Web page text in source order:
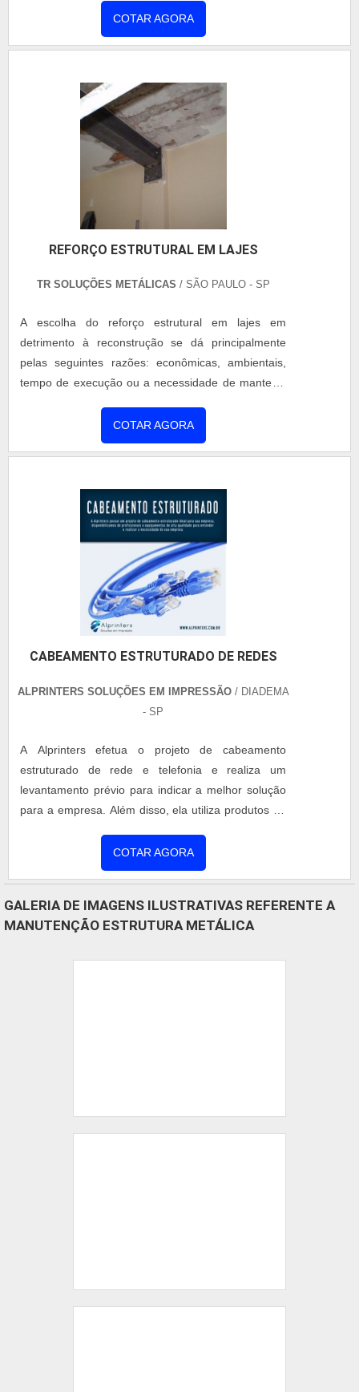
falamos do segmento de manutenções em
há de mais atual para garantir a qualidade final para
cada cliente. Dispõe de uma equipe eficiente que
espera seu contato para melhor atender.ALGUNS
DETALHES SOBRE A EMPRESAApenas na
Coberzip é possível encontrar o que há de melhor
diversas opções de itens oferecidos, como
montagem de sistemas de coberturas e painel
térmico com ótima qualidade e proteção.Com a
os serviços do ramo, além de contar com os
conquistando a confiança e a satisfação dos
clientes, que são os maiores objetivos da marca. A
Coberzip é uma empresa que tem sido preferência
no segmento pela seriedade e qualidade, que
garantem a melhor experiência de todos os
clientes.Aproveite a visita para acessar o nosso site
e saber mais sobre a empresa, nossos serviços e
nossos consultores e solicite um orçamento!
Quando se deseja procurar por estruturas
metálicas, certeza que descobrirá na referência do
de atuação.OUTRAS INFORMAÇÕES SOBRE
ESTRUTURAS METÁLICASSe alguém quer achar
estruturas tipo metálicas em uma empresa
comprometida com o meio ambiente, acha o site da
Teman. A empresa tem em seu escopo montagem
estruturas metálicas, oferecendo o que há de
sobre estruturas metálicas, sempre deve-se buscar
uma empresa que tenha produtos e serviços com
primordiais que são deixados de lado por muitas
empresas que não focam na fidelização do
cliente.Existem muitas formas diferentes de
demonstrar conhecimento e autoridade em sua
treinados de alto nível;Trabalhadores de alta
ponta;Equipamentos de última geração. A MELHOR
EMPRESA NO SEGMENTOSomente na Teman é
possível encontrar o que há de melhor em
estruturas metálicas. Líder em qualidade, a
empresa oferece uma variedade de itens como
fabricação e montagem de galpões e fabricação e
montagem de passarelas.Isso se deve ao fato de
ser comprometida com o meio ambiente e segura,
resultado final, tendo escritório de alta qualidade
onde são realizadas as atividades e catálogo amplo
diversos tipos de necessidade. Tudo isso, somado à
performance de uma equipe de colaboradores
proativos e funcionários eficientes, garante a melhor
experiência para os clientes com qualidade..
COTAR AGORA
REFORÇO ESTRUTURAL EM LAJES
TR SOLUÇÕES METÁLICAS/ SÃO PAULO - SP
A escolha do reforço estrutural em lajes em
detrimento à reconstrução se dá principalmente
edificação em operação. O que é utilizado para
fazer o reforço: Aumento de seção transversal,
Chapas de aço, Fibras de carbono, Protensão
externa. Como é feito o processo de reforço nas
estruturas Para realizar o reforço das estruturas
pode consistir em realizar ....
COTAR AGORA
CABEAMENTO ESTRUTURADO DE REDES
ALPRINTERS SOLUÇÕES EM IMPRESSÃO/ DIADEMA
- SP
A Alprinters efetua o projeto de cabeamento
estruturado de rede e telefonia e realiza um
para a empresa. Além disso, ela utiliza produtos de
qualidade como o cabeamento estruturado de